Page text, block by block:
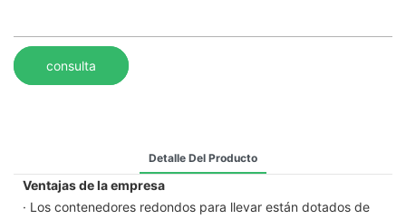
consulta
Detalle Del Producto
Ventajas de la empresa
· Los contenedores redondos para llevar están dotados de